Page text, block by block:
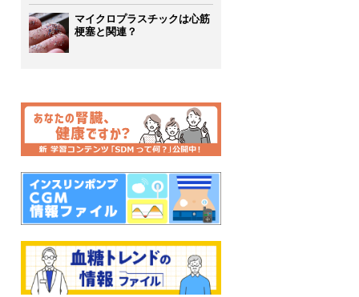
マイクロプラスチックは心筋
梗塞と関連？